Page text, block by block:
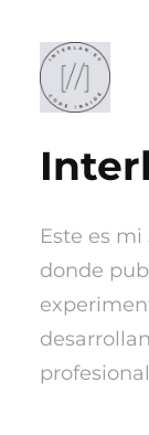
contenido
Este es
donde